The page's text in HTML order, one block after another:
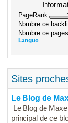
PageRank
Nombre de
Nombre de
Langue
Sites
Le Blog de
Le Blog de
principal de ce